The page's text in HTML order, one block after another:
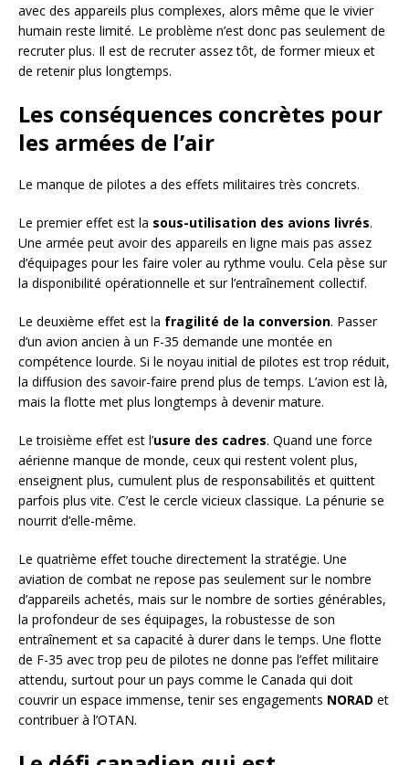
avec des appareils plus complexes, alors même que le vivier
humain reste limité. Le problème n’est donc pas seulement de
recruter plus. Il est de recruter assez tôt, de former mieux et
de retenir plus longtemps.
Les conséquences concrètes pour
les armées de l’air
Le manque de pilotes a des effets militaires très concrets.
Le premier effet est la sous-utilisation des avions livrés.
Une armée peut avoir des appareils en ligne mais pas assez
d’équipages pour les faire voler au rythme voulu. Cela pèse sur
la disponibilité opérationnelle et sur l’entraînement collectif.
Le deuxième effet est la fragilité de la conversion. Passer
d’un avion ancien à un F-35 demande une montée en
compétence lourde. Si le noyau initial de pilotes est trop réduit,
la diffusion des savoir-faire prend plus de temps. L’avion est là,
mais la flotte met plus longtemps à devenir mature.
Le troisième effet est l’usure des cadres. Quand une force
aérienne manque de monde, ceux qui restent volent plus,
enseignent plus, cumulent plus de responsabilités et quittent
parfois plus vite. C’est le cercle vicieux classique. La pénurie se
nourrit d’elle-même.
Le quatrième effet touche directement la stratégie. Une
aviation de combat ne repose pas seulement sur le nombre
d’appareils achetés, mais sur le nombre de sorties générables,
la profondeur de ses équipages, la robustesse de son
entraînement et sa capacité à durer dans le temps. Une flotte
de F-35 avec trop peu de pilotes ne donne pas l’effet militaire
attendu, surtout pour un pays comme le Canada qui doit
couvrir un espace immense, tenir ses engagements NORAD et
contribuer à l’OTAN.